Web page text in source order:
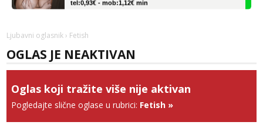
tel:0,93€ - mob:1,12€ min
Čekam tvoj poziv!
Tel:064/677-677- Kod: #142
Ljubavni oglasnik › Fetish
OGLAS JE NEAKTIVAN
Oglas koji tražite više nije aktivan
Pogledajte slične oglase u rubrici: Fetish »